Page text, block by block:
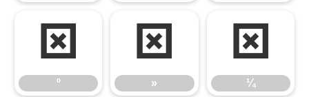
º
º
»
»
¼
¼